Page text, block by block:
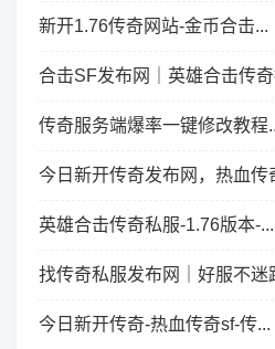
新开1.76传奇网站-金币合击...
合击SF发布网｜英雄合击传
传奇服务端爆率一键修改教程
今日新开传奇发布网，热血传
英雄合击传奇私服-1.76版本-...
找传奇私服发布网｜好服不迷
今日新开传奇-热血传奇sf-传...